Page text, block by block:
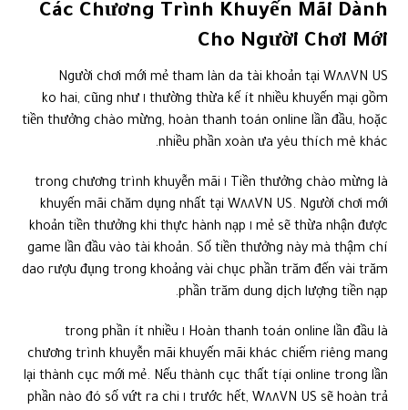
Các Chương Trình Khuyến Mãi Dành
Cho Người Chơi Mới
Người chơi mới mẻ tham làn da tài khoản tại W٨٨VN US
thường thừa kế ít nhiều khuyến mại gồm ١ ko hai, cũng như
tiền thưởng chào mừng, hoàn thanh toán online lần đầu, hoặc
nhiều phần xoàn ưa yêu thích mê khác.
Tiền thưởng chào mừng là ١ trong chương trình khuyễn mãi
khuyến mãi chăm dụng nhất tại W٨٨VN US. Người chơi mới
mẻ sẽ thừa nhận được ١ khoản tiền thưởng khi thực hành nạp
game lần đầu vào tài khoản. Số tiền thưởng này mà thậm chí
dao rượu đụng trong khoảng vài chục phần trăm đến vài trăm
phần trăm dung dịch lượng tiền nạp.
Hoàn thanh toán online lần đầu là ١ trong phần ít nhiều
chương trình khuyễn mãi khuyến mãi khác chiếm riêng mang
lại thành cục mới mẻ. Nếu thành cục thất tíại online trong lần
trước hết, W٨٨VN US sẽ hoàn trả ١ phần nào đó số vứt ra chi